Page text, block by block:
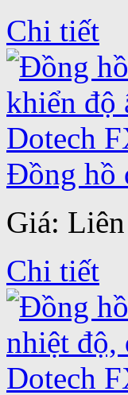
Chi tiết
Đồng hồ
Giá:
Chi tiết